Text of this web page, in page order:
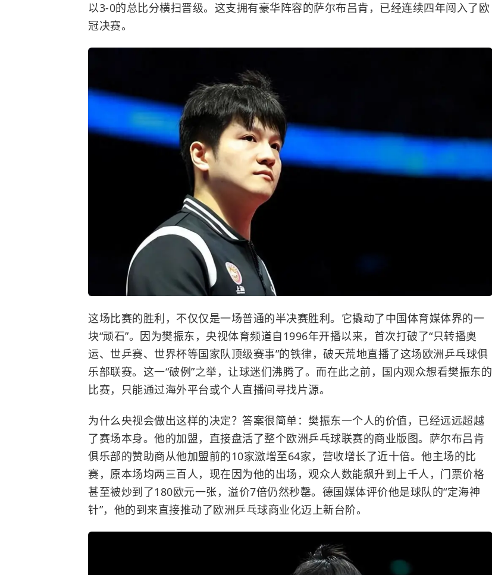
以3-0的总比分横扫晋级。这支拥有豪华阵容的萨尔布吕肯，已经连续四年闯入了欧
冠决赛。
这场比赛的胜利，不仅仅是一场普通的半决赛胜利。它撬动了中国体育媒体界的一
块“顽石”。因为樊振东，央视体育频道自1996年开播以来，首次打破了“只转播奥
运、世乒赛、世界杯等国家队顶级赛事”的铁律，破天荒地直播了这场欧洲乒乓球俱
乐部联赛。这一“破例”之举，让球迷们沸腾了。而在此之前，国内观众想看樊振东的
比赛，只能通过海外平台或个人直播间寻找片源。
为什么央视会做出这样的决定？答案很简单：樊振东一个人的价值，已经远远超越
了赛场本身。他的加盟，直接盘活了整个欧洲乒乓球联赛的商业版图。萨尔布吕肯
俱乐部的赞助商从他加盟前的10家激增至64家，营收增长了近十倍。他主场的比
赛，原本场均两三百人，现在因为他的出场，观众人数能飙升到上千人，门票价格
甚至被炒到了180欧元一张，溢价7倍仍然秒罄。德国媒体评价他是球队的“定海神
针”，他的到来直接推动了欧洲乒乓球商业化迈上新台阶。